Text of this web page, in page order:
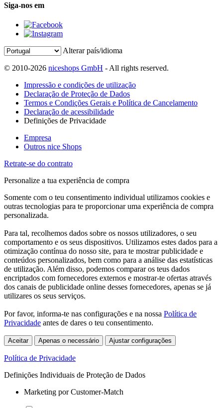
Siga-nos em
Alterar país/idioma
© 2010-2026 niceshops GmbH - All rights reserved.
Impressão e condições de utilização
Declaração de Proteção de Dados
Termos e Condições Gerais e Política de Cancelamento
Declaração de acessibilidade
Definições de Privacidade
Empresa
Outros nice Shops
Retrate-se do contrato
Personalize a tua experiência de compra
Somente com o teu consentimento individual utilizamos cookies e
outras tecnologias para te proporcionar uma experiência de compra
personalizada.
Para tal, recolhemos dados sobre os nossos utilizadores, o seu
comportamento e os seus dispositivos. Utilizamos estes dados para a
otimização contínua do nosso site, para te mostrar publicidade e
conteúdos personalizados, bem como para a análise das estatísticas
de utilização. Além disso, podemos comparar os teus dados
encriptados com fornecedores externos e mostrar-te ofertas através
dos canais de publicidade online desses fornecedores, apenas se já
utilizares os seus serviços.
Por favor, informa-te nas configurações e na nossa Política de
Privacidade antes de dares o teu consentimento.
Aceitar Apenas o necessário Ajustar configurações
Política de Privacidade
Definições Individuais de Proteção de Dados
Marketing por Customer-Match